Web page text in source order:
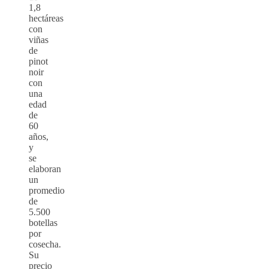
1,8
hectáreas
con
viñas
de
pinot
noir
con
una
edad
de
60
años,
y
se
elaboran
un
promedio
de
5.500
botellas
por
cosecha.
Su
precio